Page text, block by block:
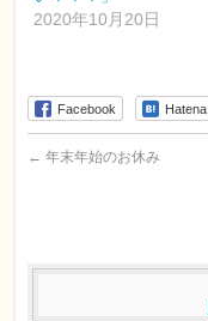
2020年10月20日
Facebook Hatena
← 年末年始のお休み